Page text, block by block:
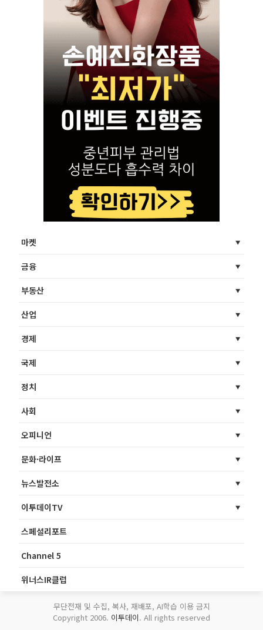
마켓
금융
부동산
산업
경제
국제
정치
사회
오피니언
문화·라이프
뉴스발전소
이투데이TV
스페셜리포트
Channel 5
위너스IR클럽
무단전재 및 수집, 복사, 재배포, AI학습 이용 금지
Copyright 2006. 이투데이. All rights reserved